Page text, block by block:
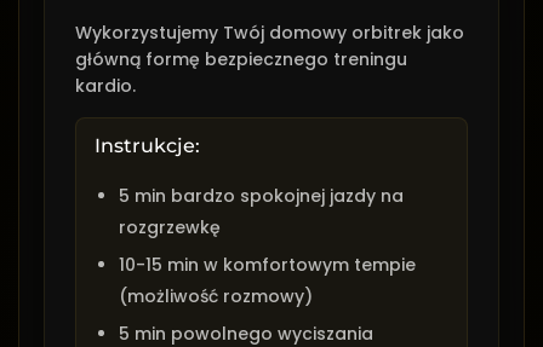
Wykorzystujemy Twój domowy orbitrek jako
główną formę bezpiecznego treningu
kardio.
Instrukcje:
5 min bardzo spokojnej jazdy na
rozgrzewkę
10-15 min w komfortowym tempie
(możliwość rozmowy)
5 min powolnego wyciszania